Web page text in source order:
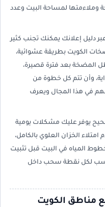
وملاءمتها لمساحة البيت وعدد
دليل إعلانك يمكنك تجنب كثير
الكويت بطريقة عشوائية،
المضخة بعد فترة قصيرة،
وأن تتم كل خطوة من
في هذا المجال ويعرف
يوفر عليك مشكلات يومية
الخزان العلوي بالكامل،
المياه في البيت قبل تثبيت
لكل نقطة سحب داخل
مناطق الكويت